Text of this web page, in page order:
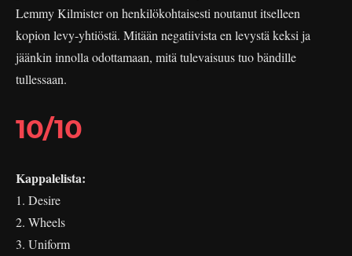
Lemmy Kilmister on henkilökohtaisesti noutanut itselleen
kopion levy-yhtiöstä. Mitään negatiivista en levystä keksi ja
jäänkin innolla odottamaan, mitä tulevaisuus tuo bändille
tullessaan.
10/10
Kappalelista:
1. Desire
2. Wheels
3. Uniform